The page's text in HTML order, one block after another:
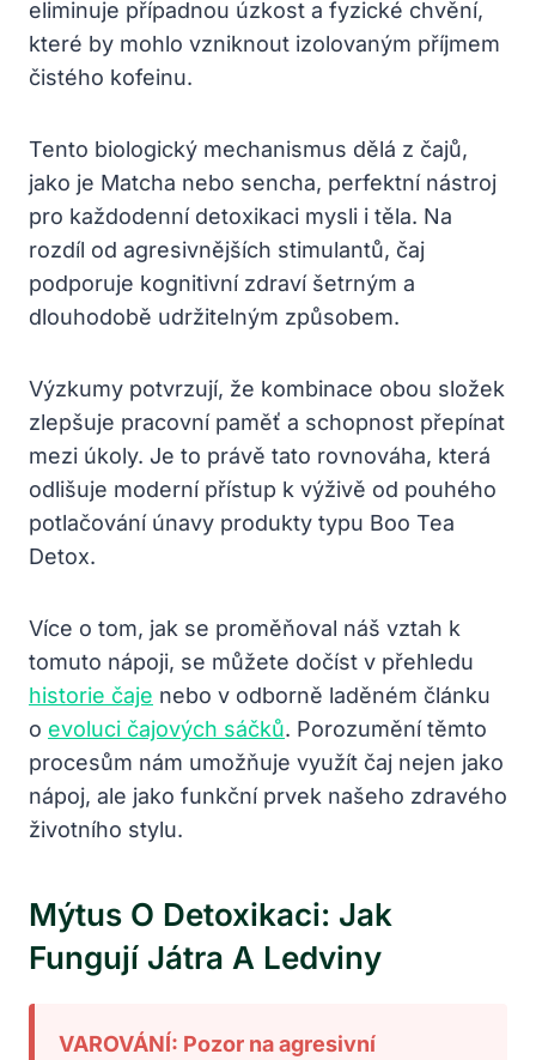
eliminuje případnou úzkost a fyzické chvění,
které by mohlo vzniknout izolovaným příjmem
čistého kofeinu.
Tento biologický mechanismus dělá z čajů,
jako je Matcha nebo sencha, perfektní nástroj
pro každodenní detoxikaci mysli i těla. Na
rozdíl od agresivnějších stimulantů, čaj
podporuje kognitivní zdraví šetrným a
dlouhodobě udržitelným způsobem.
Výzkumy potvrzují, že kombinace obou složek
zlepšuje pracovní paměť a schopnost přepínat
mezi úkoly. Je to právě tato rovnováha, která
odlišuje moderní přístup k výživě od pouhého
potlačování únavy produkty typu Boo Tea
Detox.
Více o tom, jak se proměňoval náš vztah k
tomuto nápoji, se můžete dočíst v přehledu
historie čaje nebo v odborně laděném článku
o evoluci čajových sáčků. Porozumění těmto
procesům nám umožňuje využít čaj nejen jako
nápoj, ale jako funkční prvek našeho zdravého
životního stylu.
Mýtus O Detoxikaci: Jak
Fungují Játra A Ledviny
VAROVÁNÍ: Pozor na agresivní